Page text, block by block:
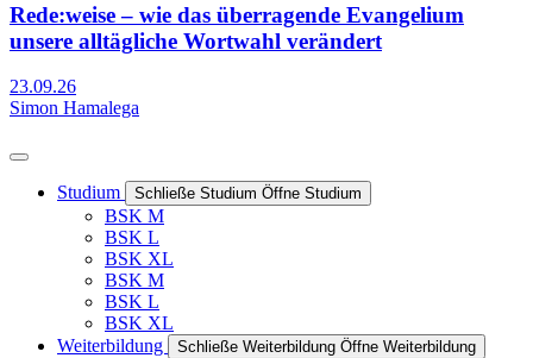
Rede:weise – wie das überragende Evangelium
unsere alltägliche Wortwahl verändert
23.09.26
Simon Hamalega
Studium Schließe Studium Öffne Studium
BSK M
BSK L
BSK XL
BSK M
BSK L
BSK XL
Weiterbildung
Schließe Weiterbildung Öffne Weiterbildung